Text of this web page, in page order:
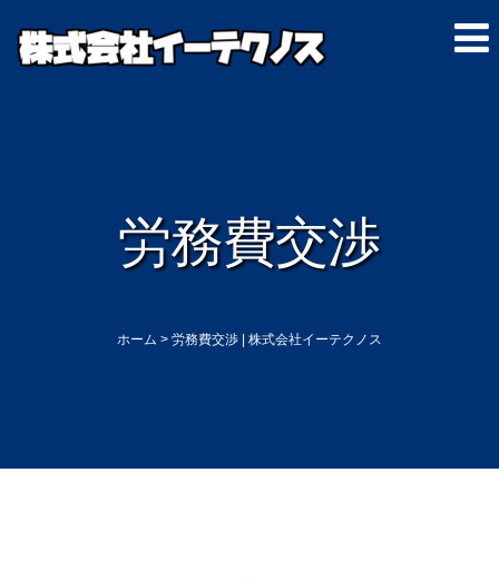
労務費交渉
ホーム > 労務費交渉 | 株式会社イーテクノス